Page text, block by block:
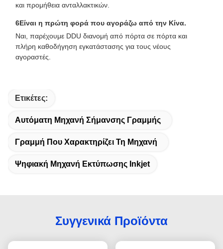
και προμήθεια ανταλλακτικών.
6Είναι η πρώτη φορά που αγοράζω από την Κίνα.
Ναι, παρέχουμε DDU διανομή από πόρτα σε πόρτα και
πλήρη καθοδήγηση εγκατάστασης για τους νέους
αγοραστές.
Ετικέτες:
Αυτόματη Μηχανή Σήμανσης Γραμμής
Γραμμή Που Χαρακτηρίζει Τη Μηχανή
Ψηφιακή Μηχανή Εκτύπωσης Inkjet
Συγγενικά Προϊόντα